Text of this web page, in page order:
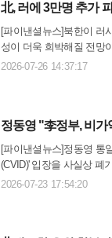
北, 러에 3만명 추가
[파이낸셜뉴스]북한이 러
성이 더욱 희박해질 전망
라는 전망이다. 이에 따라
2026-07-26 14:37:17
정동영 "李정부, 비가
[파이낸셜뉴스]정동영 통
(CVID)' 입장을 사실상 폐
에서 이같이 밝혔다. 그는
2026-07-23 17:54:20